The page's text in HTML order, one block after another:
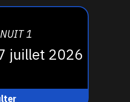
1
juillet 2026